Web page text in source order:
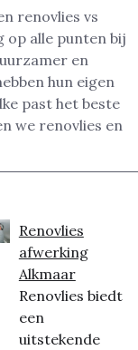
renovlies vs
op alle punten bij
en
hun eigen
past het beste
we renovlies en
Renovlies
afwerking
Alkmaar
Renovlies biedt
een
uitstekende